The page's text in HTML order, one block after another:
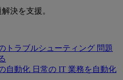
決を支援。
トラブルシューティング 問題
自動化 日常の IT 業務を自動化